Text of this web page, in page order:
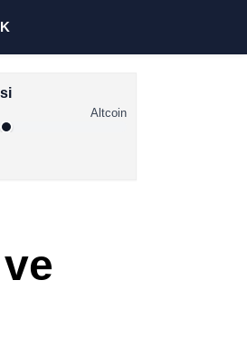
Altcoin Haberleri
Altcoin